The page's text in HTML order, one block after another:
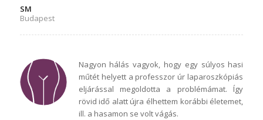
SM
Budapest
Nagyon hálás vagyok, hogy egy súlyos hasi
műtét helyett a professzor úr laparoszkópiás
eljárással megoldotta a problémámat. Így
rövid idő alatt újra élhettem korábbi életemet,
ill. a hasamon se volt vágás.